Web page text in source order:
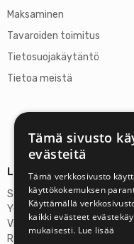
Maksaminen
Tavaroiden toimitus
Tietosuojakäytäntö
Tietoa meistä
Lisätietoja
Stardust Finland Oy
Y-tunnus: 2972445-9
Virallinen osoite
Rantatie 37 C75, 33250
Tämä sivusto
evästeitä
Tämä verkkosivusto
käyttökokemuksen
Käyttämällä
kaikki evästeet
mukaisesti. Lue lisää